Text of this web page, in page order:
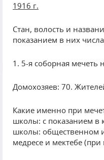
1916 г.
Стан, волость и
показанием в них
1. 5-я соборная мечеть
Домохозяев: 70.
Какие именно при
школы: с показанием в
школы: общественном
медресе и мектебе